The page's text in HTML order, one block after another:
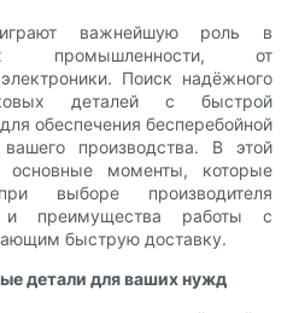
важнейшую роль в
промышленности, от
Поиск надёжного
деталей с быстрой
обеспечения бесперебойной
производства. В этой
моменты, которые
выборе производителя
и преимущества работы с
быструю доставку.
детали для ваших нужд